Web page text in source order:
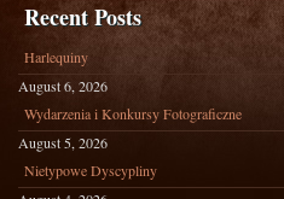
Recent Posts
Harlequiny
August 6, 2026
Wydarzenia i Konkursy Fotograficzne
August 5, 2026
Nietypowe Dyscypliny